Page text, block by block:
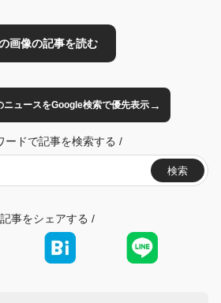
ニュースをGoogle検索で優先表示→
ードで記事を検索する /
検索
記事をシェアする /